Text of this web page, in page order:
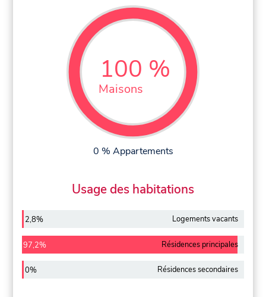
100 %
Maisons
0 % Appartements
Usage des habitations
2,8% Logements vacants
97,2% Résidences principales
0% Résidences secondaires